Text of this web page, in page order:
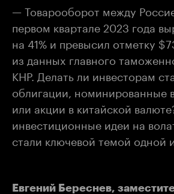
— Товарооборот между
первом квартале 2023 года
на 41% и превысил отметку
из данных главного
КНР. Делать ли инвесторам
облигации, номинированные
или акции в китайской
инвестиционные идеи на
стали ключевой темой одной
Евгений Береснев,